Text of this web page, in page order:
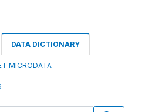
DATA DICTIONARY
MICRODATA